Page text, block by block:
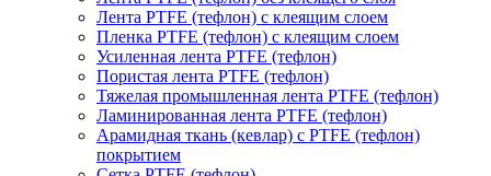
Лента PTFE (тефлон) с клеящим слоем
Пленка PTFE (тефлон) с клеящим слоем
Усиленная лента PTFE (тефлон)
Пористая лента PTFE (тефлон)
Тяжелая промышленная лента PTFE (тефлон)
Ламинированная лента PTFE (тефлон)
Арамидная ткань (кевлар) с PTFE (тефлон)
покрытием